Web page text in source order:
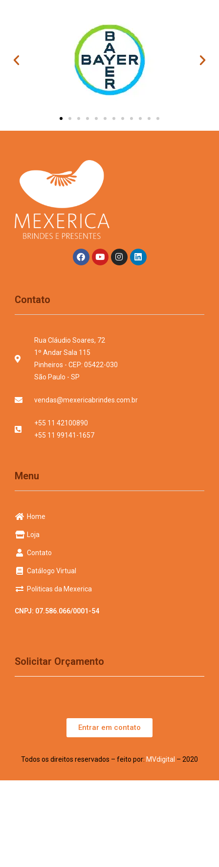
Contato
Rua Cláudio Soares, 72
1º Andar Sala 115
Pinheiros - CEP: 05422-030
São Paulo - SP
vendas@mexericabrindes.com.br
+55 11 42100890
+55 11 99141-1657
Menu
Home
Loja
Contato
Catálogo Virtual
Politicas da Mexerica
CNPJ: 07.586.066/0001-54
Solicitar Orçamento
Entrar em contato
Todos os direitos reservados – feito por: MVdigital – 2020